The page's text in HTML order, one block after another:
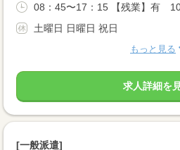
08：45〜17：15 【残業】有 10
土曜日 日曜日 祝日
もっと見る
求人詳細を
[一般派遣]